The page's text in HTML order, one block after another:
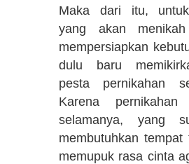
Maka dari itu,
yang akan menikah
mempersiapkan
dulu baru
pesta pernikahan
Karena
selamanya, yang
membutuhkan tempat
memupuk rasa cinta